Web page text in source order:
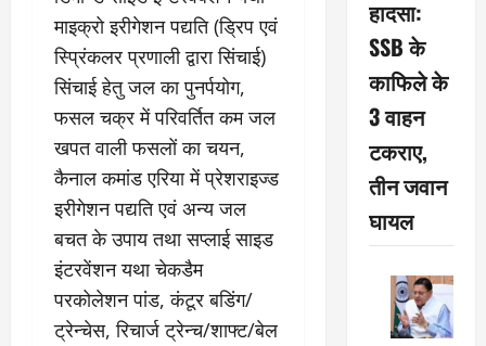
माइक्रो इरीगेशन पद्यति (ड्रिप एवं
स्प्रिंकलर प्रणाली द्वारा सिंचाई)
सिंचाई हेतु जल का पुनर्पयोग,
फसल चक्र में परिवर्तित कम जल
खपत वाली फसलों का चयन,
कैनाल कमांड एरिया में प्रेशराइज्ड
इरीगेशन पद्यति एवं अन्य जल
बचत के उपाय तथा सप्लाई साइड
इंटरवेंशन यथा चेकडैम
परकोलेशन पांड, कंटूर बडिंग/
ट्रेन्चेस, रिचार्ज ट्रेन्च/शाफ्ट/बेल
हादसा:
SSB के
काफिले के
3 वाहन
टकराए,
तीन जवान
घायल